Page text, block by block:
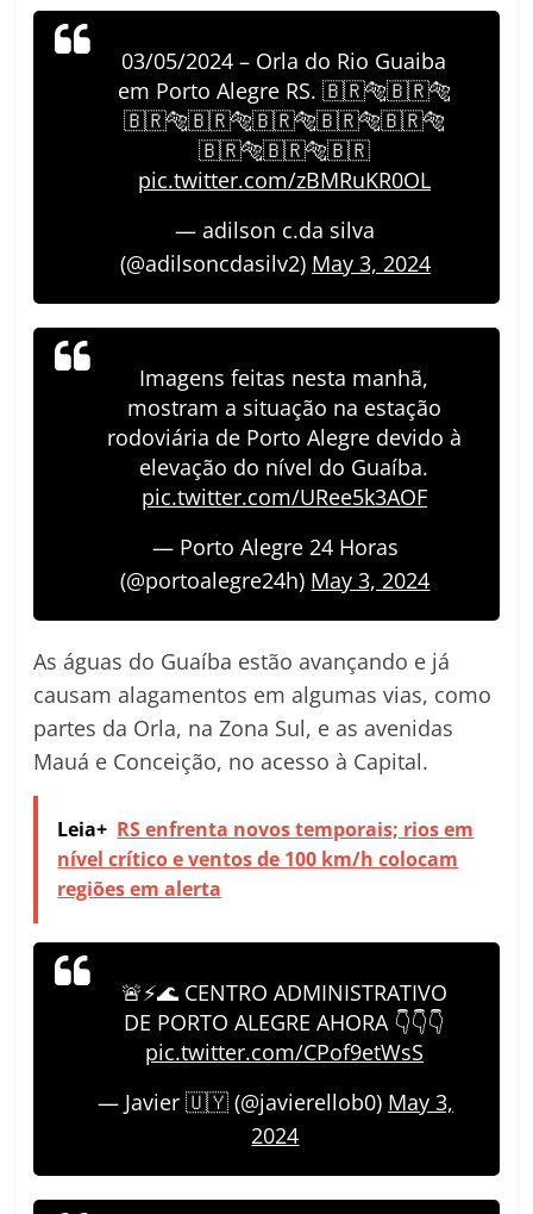
03/05/2024 – Orla do Rio Guaiba
em Porto Alegre RS. 🇧🇷🐅🇧🇷🐅
🇧🇷🐅🇧🇷🐅🇧🇷🐅🇧🇷🐅🇧🇷🐅
🇧🇷🐅🇧🇷🐅🇧🇷
pic.twitter.com/zBMRuKR0OL
— adilson c.da silva
(@adilsoncdasilv2) May 3, 2024
Imagens feitas nesta manhã,
mostram a situação na estação
rodoviária de Porto Alegre devido à
elevação do nível do Guaíba.
pic.twitter.com/URee5k3AOF
— Porto Alegre 24 Horas
(@portoalegre24h) May 3, 2024
As águas do Guaíba estão avançando e já
causam alagamentos em algumas vias, como
partes da Orla, na Zona Sul, e as avenidas
Mauá e Conceição, no acesso à Capital.
Leia+ RS enfrenta novos temporais; rios em
nível crítico e ventos de 100 km/h colocam
regiões em alerta
🚨⚡🌊 CENTRO ADMINISTRATIVO
DE PORTO ALEGRE AHORA 👇👇👇
pic.twitter.com/CPof9etWsS
— Javier 🇺🇾 (@javierellob0) May 3,
2024